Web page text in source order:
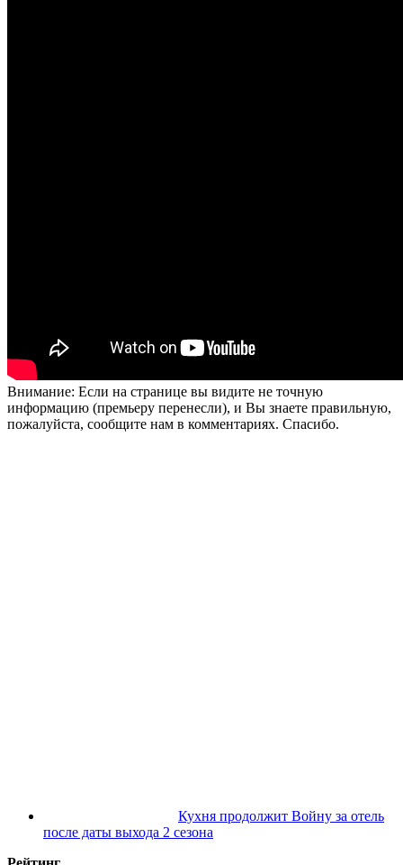
Внимание: Если на странице вы видите не точную
информацию (премьеру перенесли), и Вы знаете правильную,
пожалуйста, сообщите нам в комментариях. Спасибо.
Кухня продолжит Войну за отель
после даты выхода 2 сезона